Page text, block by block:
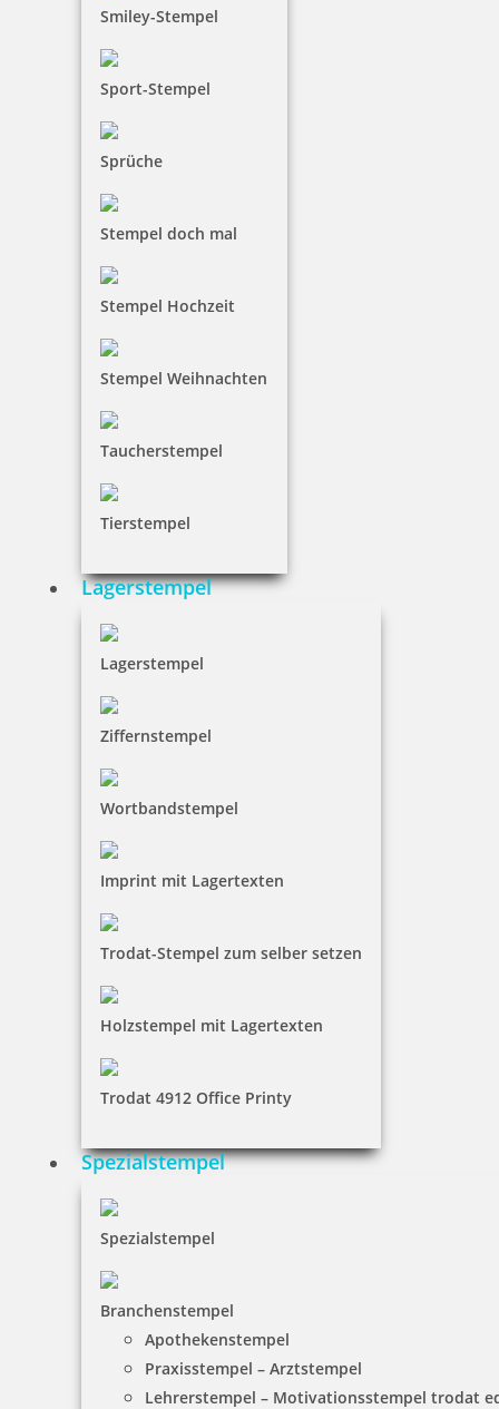
Smiley-Stempel
Sport-Stempel
Sprüche
Stempel doch mal
Stempel Hochzeit
Stempel Weihnachten
Taucherstempel
Tierstempel
Lagerstempel
Lagerstempel
Ziffernstempel
Wortbandstempel
Imprint mit Lagertexten
Trodat-Stempel zum selber setzen
Holzstempel mit Lagertexten
Trodat 4912 Office Printy
Spezialstempel
Spezialstempel
Branchenstempel
Apothekenstempel
Praxisstempel – Arztstempel
Lehrerstempel – Motivationsstempel trodat